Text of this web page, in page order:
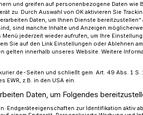
zu Sperrungen und Dauereinsätzen
und greifen auf personenbezogene Daten wie
zu. Durch Auswahl von OK aktivieren Sie
Daten, um Ihnen Dienste
sind manche Inhalte und Anzeigen
jederzeit wieder aufrufen, um Ihre
Sie auf den Link Einstellungen oder Ablehnen
gelten innerhalb unseres Website. Weitere
Seiten und schließt gem. Art. 49 Abs. 1 S.
EWR, z.B. in den USA ein.
Daten, um Folgendes
Endgeräteeigenschaften zur Identifikation aktiv